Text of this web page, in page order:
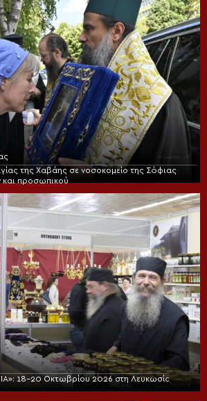
της Χαβάης σε νοσοκομείο της Σόφιας
προσωπικού
18-20 Οκτωβρίου 2026 στη Λευκωσία